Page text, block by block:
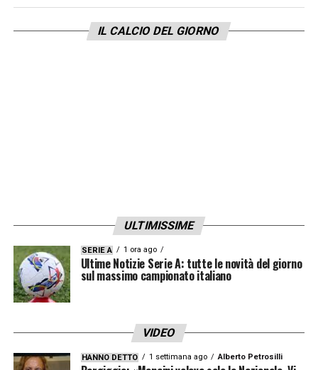
IL CALCIO DEL GIORNO
ULTIMISSIME
SERIE A 1 ora ago
Ultime Notizie Serie A: tutte le novità del giorno
sul massimo campionato italiano
VIDEO
HANNO DETTO 1 settimana ago Alberto Petrosilli